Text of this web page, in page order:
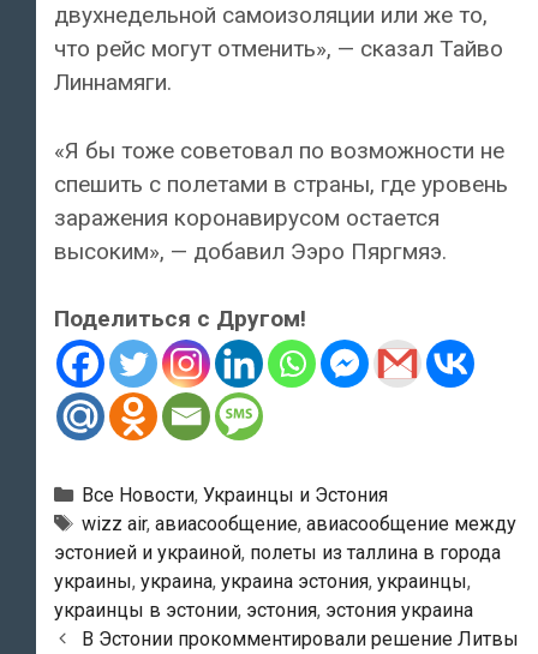
двухнедельной самоизоляции или же то,
что рейс могут отменить», — сказал Тайво
Линнамяги.
«Я бы тоже советовал по возможности не
спешить с полетами в страны, где уровень
заражения коронавирусом остается
высоким», — добавил Ээро Пяргмяэ.
Поделиться с Другом!
Рубрики
Все Новости, Украинцы и Эстония
Метки
wizz air, авиасообщение, авиасообщение между
эстонией и украиной, полеты из таллина в города
украины, украина, украина эстония, украинцы,
украинцы в эстонии, эстония, эстония украина
Навигация
В Эстонии прокомментировали решение Литвы